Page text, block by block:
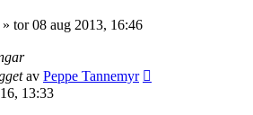
» tor 08 aug 2013, 16:46
av Peppe Tannemyr
13:33